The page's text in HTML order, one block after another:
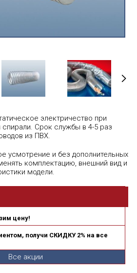
электричество при
спирали. Срок службы в 4-5 раз
из ПВХ.
усмотрение и без дополнительных
комплектацию, внешний вид и
модели.
цену!
получи СКИДКУ 2% на все
Все акции